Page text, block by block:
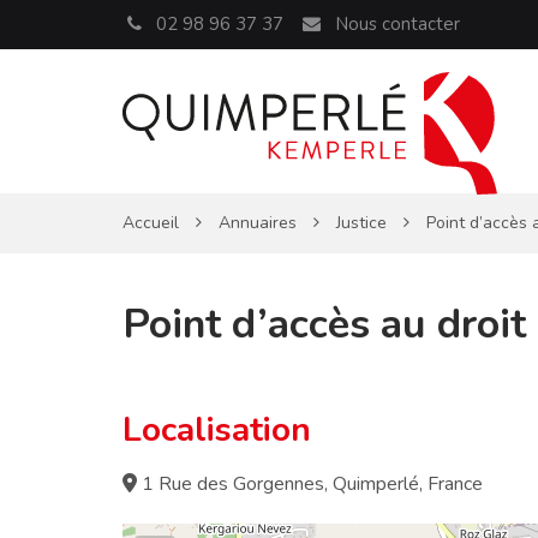
02 98 96 37 37 Nous contacter
Accueil Annuaires Justice Point d’accès
Point d’accès au droit
Localisation
1 Rue des Gorgennes, Quimperlé, France